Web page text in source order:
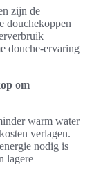
zijn de
douchekoppen
douche-ervaring
om
warm water
verlagen.
nodig is
lagere